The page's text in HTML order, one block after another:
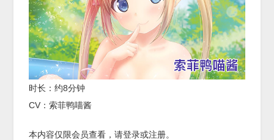
时长：约8分钟
CV：索菲鸭喵酱
本内容仅限会员查看，请登录或注册。